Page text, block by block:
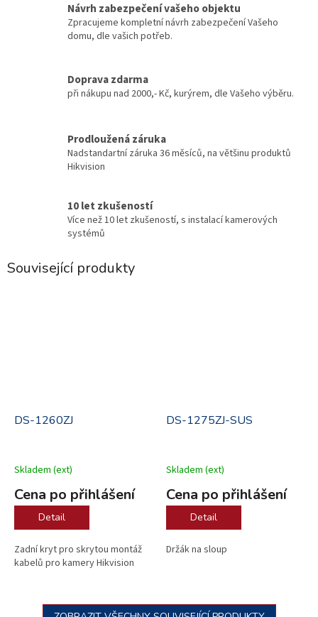
Návrh zabezpečení vašeho objektu
Zpracujeme kompletní návrh zabezpečení Vašeho
domu, dle vašich potřeb.
Doprava zdarma
při nákupu nad 2000,- Kč, kurýrem, dle Vašeho výběru.
Prodloužená záruka
Nadstandartní záruka 36 měsíců, na většinu produktů
Hikvision
10 let zkušeností
Více než 10 let zkušeností, s instalací kamerových
systémů
Související produkty
DS-1260ZJ
Skladem (ext)
Cena po přihlášení
Detail
Zadní kryt pro skrytou montáž
kabelů pro kamery Hikvision
DS-1275ZJ-SUS
Skladem (ext)
Cena po přihlášení
Detail
Držák na sloup